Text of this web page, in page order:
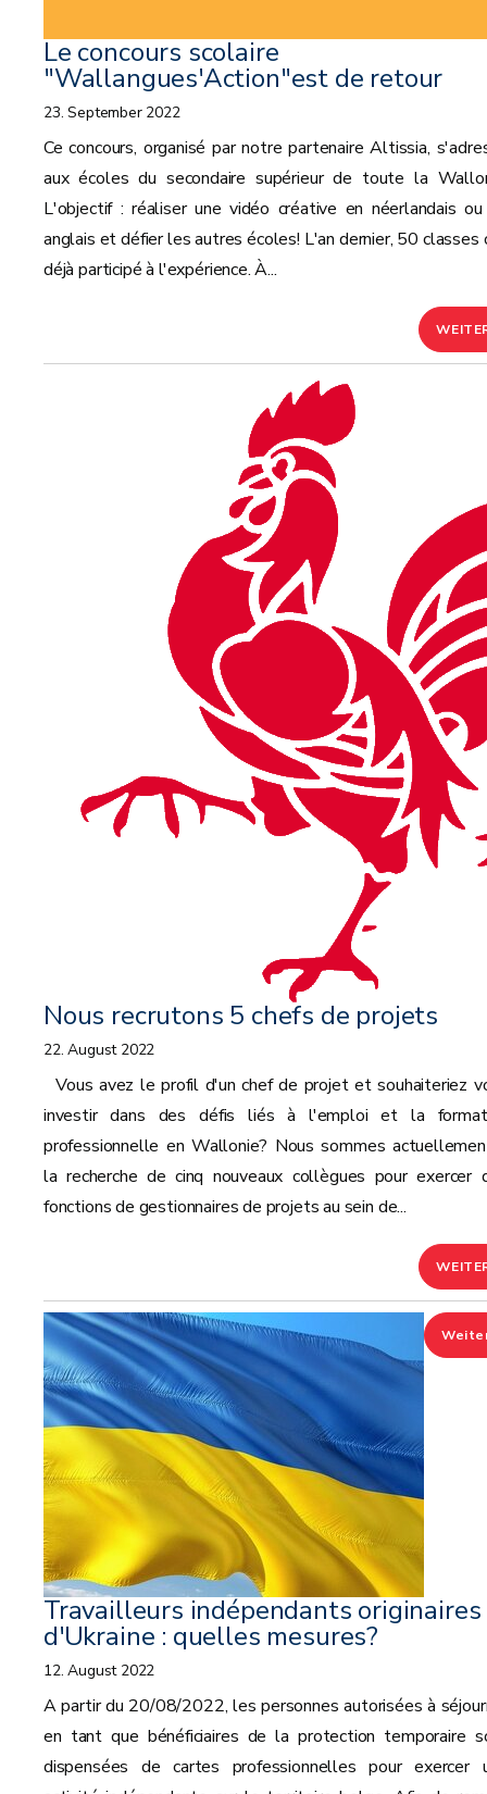
Le concours scolaire
"Wallangues'Action"est de retour
23. September 2022
Ce concours, organisé par notre partenaire Altissia,
aux écoles du secondaire supérieur de toute la
L'objectif : réaliser une vidéo créative en néerlandais
anglais et défier les autres écoles! L'an dernier, 50 classes
déjà participé à l'expérience. À...
Nous recrutons 5 chefs de projets
22. August 2022
Vous avez le profil d'un chef de projet et souhaiteriez
investir dans des défis liés à l'emploi et la
professionnelle en Wallonie? Nous sommes
la recherche de cinq nouveaux collègues pour exercer
fonctions de gestionnaires de projets au sein de...
Travailleurs indépendants originaires
d'Ukraine : quelles mesures?
12. August 2022
A partir du 20/08/2022, les personnes autorisées à
en tant que bénéficiaires de la protection temporaire
dispensées de cartes professionnelles pour exercer